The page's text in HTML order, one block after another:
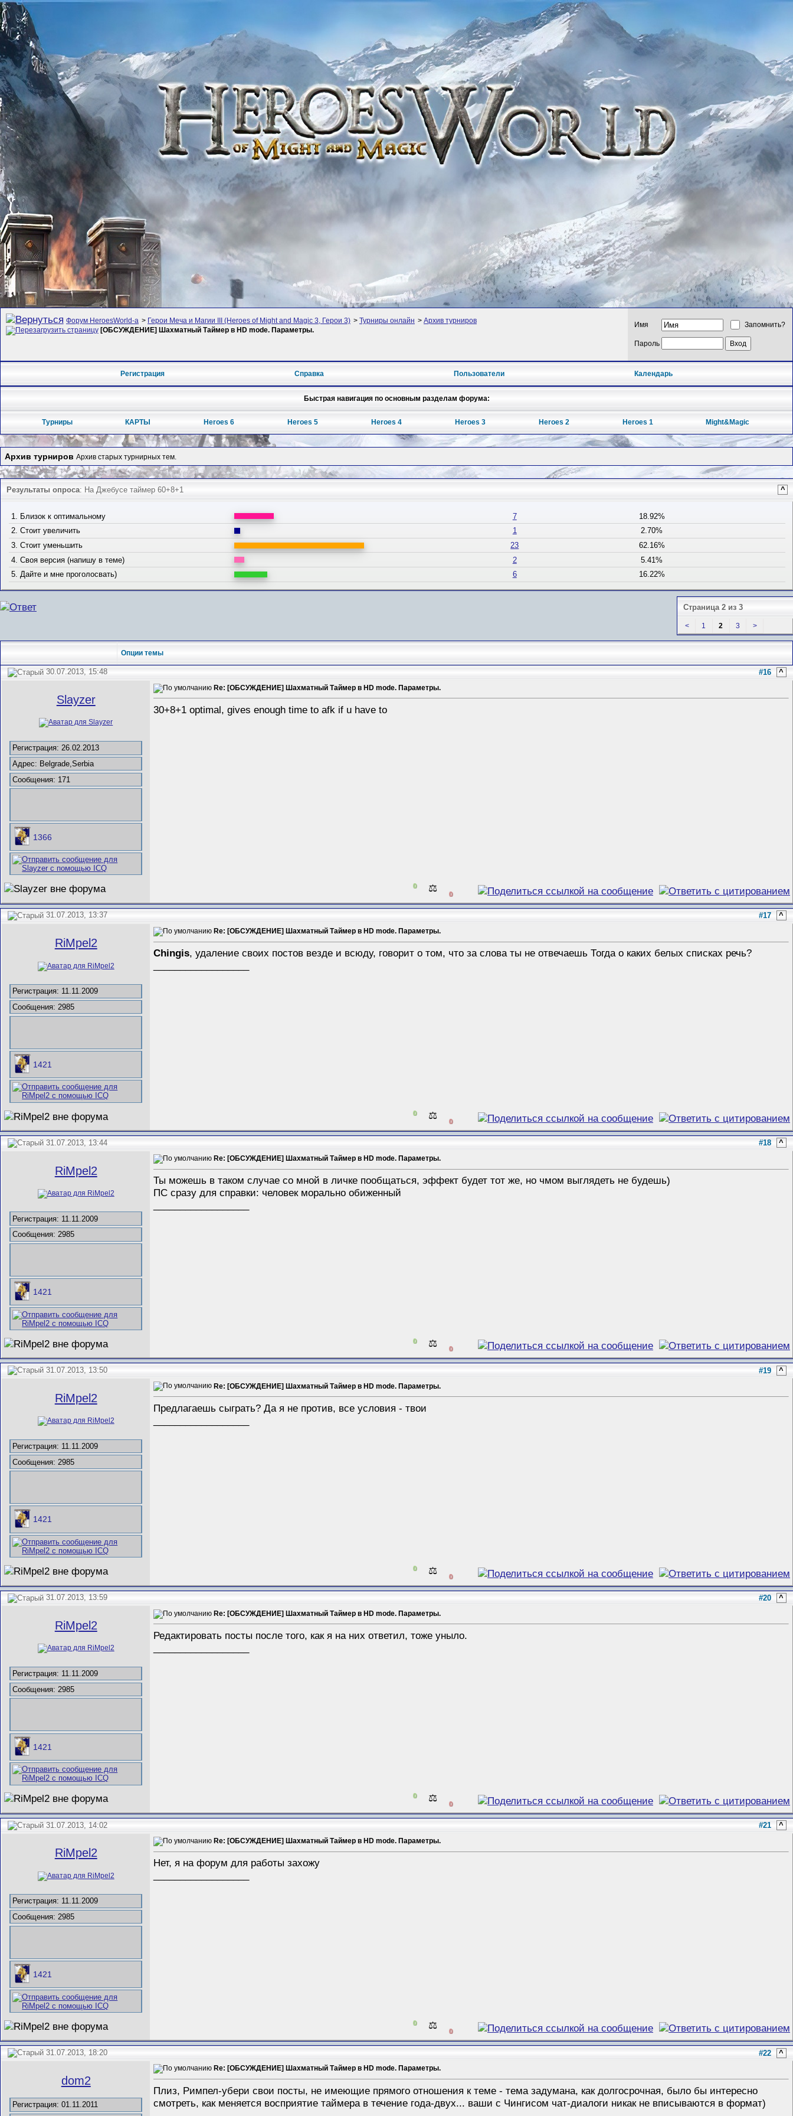
Форум HeroesWorld-а > Герои Меча и Магии III (Heroes of Might and Magic 3, Герои 3) > Турниры онлайн > Архив турниров
[ОБСУЖДЕНИЕ] Шахматный Таймер в HD mode. Параметры.
Имя Запомнить?
Пароль
Регистрация Справка Пользователи Календарь
Быстрая навигация по основным разделам форума:
Турниры КАРТЫ Heroes 6 Heroes 5 Heroes 4 Heroes 3 Heroes 2 Heroes 1 Might&Magic
Архив турниров Архив старых турнирных тем.
Результаты опроса: На Джебусе таймер 60+8+1 ^
1. Близок к оптимальному 7
18.92%
2. Стоит увеличить
1
2.70%
3. Стоит уменьшить
23
62.16%
4. Своя версия (напишу в теме)
2
5.41%
5. Дайте и мне проголосвать)
6 16.22%
Страница 2 из 3
< 1 2 3 >
Опции темы
30.07.2013, 15:48 #16 ^
Slayzer
Регистрация: 26.02.2013
Адрес: Belgrade,Serbia
Сообщения: 171
1366
Re: [ОБСУЖДЕНИЕ] Шахматный Таймер в HD mode. Параметры.
30+8+1 optimal, gives enough time to afk if u have to
0 ⚖️ 0
31.07.2013, 13:37 #17 ^
RiMpel2
Регистрация: 11.11.2009
Сообщения: 2985
1421
Re: [ОБСУЖДЕНИЕ] Шахматный Таймер в HD mode. Параметры.
Chingis, удаление своих постов везде и всюду, говорит о том, что за слова ты не отвечаешь Тогда о каких белых списках речь?
0 ⚖️ 0
31.07.2013, 13:44 #18 ^
RiMpel2
Регистрация: 11.11.2009
Сообщения: 2985
1421
Re: [ОБСУЖДЕНИЕ] Шахматный Таймер в HD mode. Параметры.
Ты можешь в таком случае со мной в личке пообщаться, эффект будет тот же, но чмом выглядеть не будешь)
ПС сразу для справки: человек морально обиженный
0 ⚖️ 0
31.07.2013, 13:50 #19 ^
RiMpel2
Регистрация: 11.11.2009
Сообщения: 2985
1421
Re: [ОБСУЖДЕНИЕ] Шахматный Таймер в HD mode. Параметры.
Предлагаешь сыграть? Да я не против, все условия - твои
0 ⚖️ 0
31.07.2013, 13:59 #20 ^
RiMpel2
Регистрация: 11.11.2009
Сообщения: 2985
1421
Re: [ОБСУЖДЕНИЕ] Шахматный Таймер в HD mode. Параметры.
Редактировать посты после того, как я на них ответил, тоже уныло.
0 ⚖️ 0
31.07.2013, 14:02 #21 ^
RiMpel2
Регистрация: 11.11.2009
Сообщения: 2985
1421
Re: [ОБСУЖДЕНИЕ] Шахматный Таймер в HD mode. Параметры.
Нет, я на форум для работы захожу
0 ⚖️ 0
31.07.2013, 18:20 #22 ^
dom2
Регистрация: 01.11.2011
Re: [ОБСУЖДЕНИЕ] Шахматный Таймер в HD mode. Параметры.
Плиз, Римпел-убери свои посты, не имеющие прямого отношения к теме - тема задумана, как долгосрочная, было бы интересно
смотреть, как меняется восприятие таймера в течение года-двух... ваши с Чингисом чат-диалоги никак не вписываются в формат)